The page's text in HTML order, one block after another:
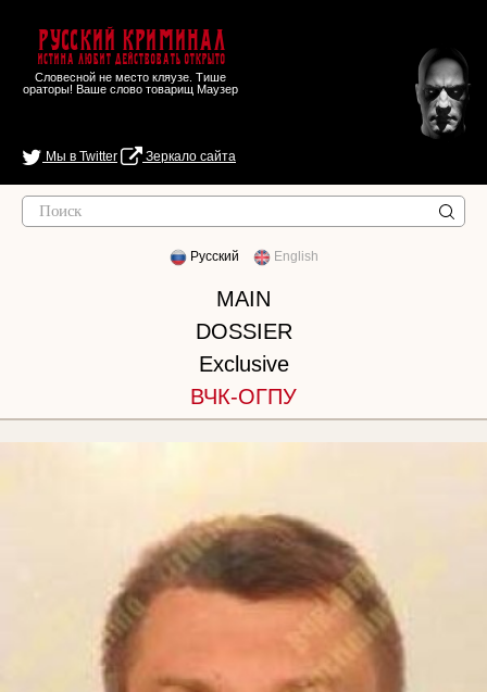
Русский Криминал
Истина любит действовать открыто
Словесной не место кляузе. Тише
ораторы! Ваше слово товарищ Маузер
Мы в Twitter Зеркало сайта
Русский English
MAIN
DOSSIER
Exclusive
ВЧК-ОГПУ